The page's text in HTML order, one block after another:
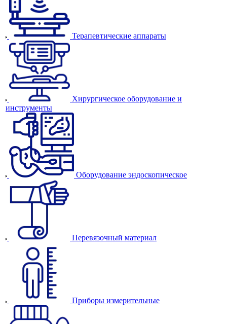
Терапевтические аппараты
Хирургическое оборудование и
инструменты
Оборудование эндоскопическое
Перевязочный материал
Приборы измерительные